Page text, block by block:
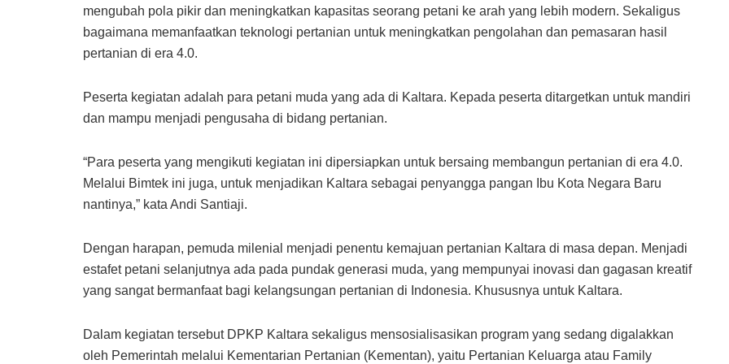
mengubah pola pikir dan meningkatkan kapasitas seorang petani ke arah yang lebih modern. Sekaligus
bagaimana memanfaatkan teknologi pertanian untuk meningkatkan pengolahan dan pemasaran hasil
pertanian di era 4.0.
Peserta kegiatan adalah para petani muda yang ada di Kaltara. Kepada peserta ditargetkan untuk mandiri
dan mampu menjadi pengusaha di bidang pertanian.
“Para peserta yang mengikuti kegiatan ini dipersiapkan untuk bersaing membangun pertanian di era 4.0.
Melalui Bimtek ini juga, untuk menjadikan Kaltara sebagai penyangga pangan Ibu Kota Negara Baru
nantinya,” kata Andi Santiaji.
Dengan harapan, pemuda milenial menjadi penentu kemajuan pertanian Kaltara di masa depan. Menjadi
estafet petani selanjutnya ada pada pundak generasi muda, yang mempunyai inovasi dan gagasan kreatif
yang sangat bermanfaat bagi kelangsungan pertanian di Indonesia. Khususnya untuk Kaltara.
Dalam kegiatan tersebut DPKP Kaltara sekaligus mensosialisasikan program yang sedang digalakkan
oleh Pemerintah melalui Kementarian Pertanian (Kementan), yaitu Pertanian Keluarga atau Family